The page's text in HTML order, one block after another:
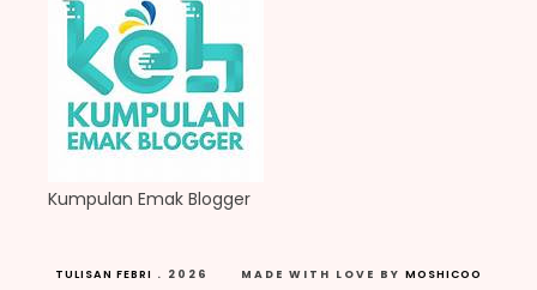
Kumpulan Emak Blogger
TULISAN FEBRI . 2026 MADE WITH LOVE BY MOSHICOO